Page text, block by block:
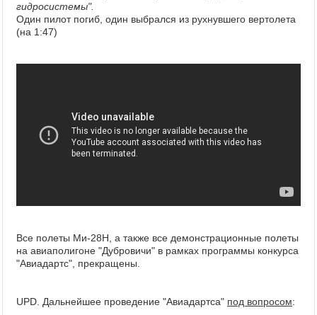
Видеотоп
гидросистемы".
Один пилот погиб, один выбрался из рухнувшего вертолета
(на 1:47)
Все полеты Ми-28Н, а также все демонстрационные полеты
на авиаполигоне "Дубровичи" в рамках программы конкурса
"Авиадартс", прекращены.
UPD. Дальнейшее проведение "Авиадартса" под вопросом: